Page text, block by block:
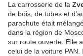
La carrosserie de la
de bois, de tubes et
parachute était
dans la région de
sur route ouverte. Elle
celui de la voiture PAN.